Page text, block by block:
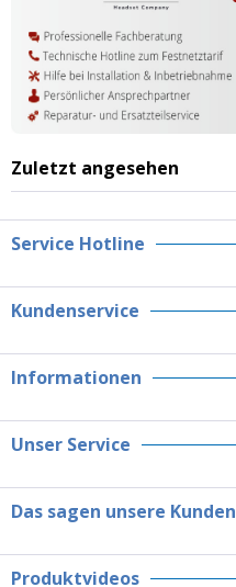
Zuletzt angesehen
Service Hotline
Kundenservice
Informationen
Unser Service
Das sagen unsere Kunden
Produktvideos